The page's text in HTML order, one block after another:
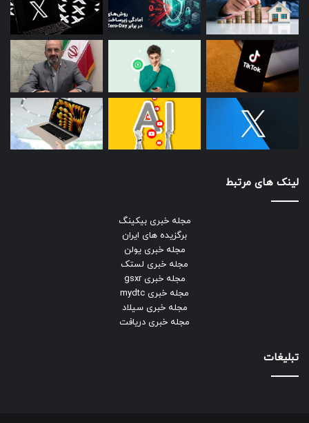
لینک های مرتبط
مجله خبری بیکینگ
برگزیده های ایران
مجله خبری یولن
مجله خبری لستک
مجله خبری gsxr
مجله خبری mydtc
مجله خبری سیلاد
مجله خبری دریافت
تبلیغات